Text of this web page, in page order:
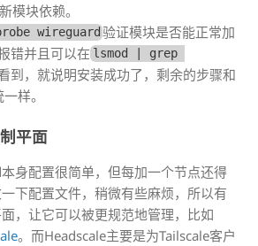
模块依赖。
wireguard 验证模块是否能正常加
错并且可以在 lsmod | grep
到，就说明安装成功了，剩余的步骤和
样。
平面
身配置很简单，但每加一个节点还得
下配置文件，稍微有些麻烦，所以有
，让它可以被更规范地管理，比如
。而Headscale主要是为Tailscale客户